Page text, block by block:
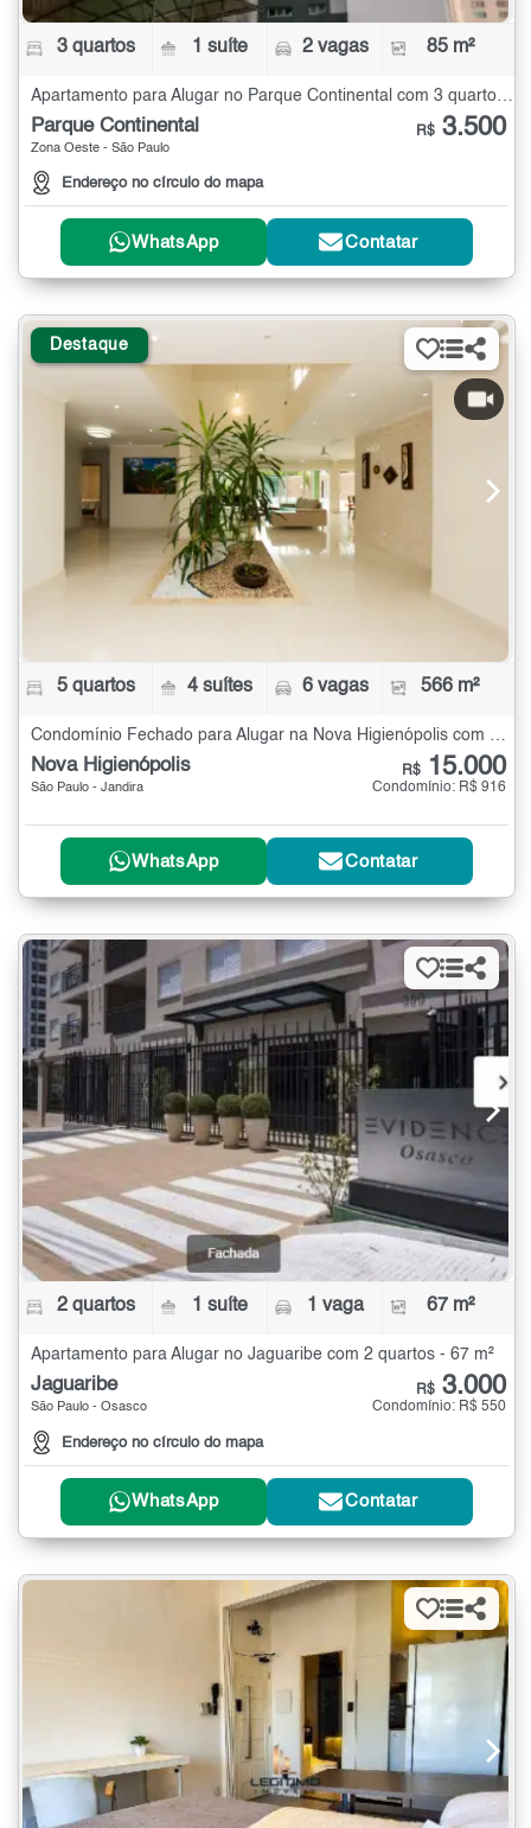
3 quartos 1 suíte 2 vagas 85 m²
Apartamento para Alugar no Parque Continental com 3 quartos - 85 m²
Parque Continental
Zona Oeste - São Paulo
Endereço no círculo do mapa
R$ 3.500
WhatsApp Contatar
Destaque
5 quartos 4 suítes 6 vagas 566 m²
Condomínio Fechado para Alugar na Nova Higienópolis com 5 quartos - 566 m²
Nova Higienópolis
São Paulo - Jandira
R$ 15.000
Condomínio: R$ 916
WhatsApp Contatar
2 quartos 1 suíte 1 vaga 67 m²
Apartamento para Alugar no Jaguaribe com 2 quartos - 67 m²
Jaguaribe
São Paulo - Osasco
Endereço no círculo do mapa
R$ 3.000
Condomínio: R$ 550
WhatsApp Contatar